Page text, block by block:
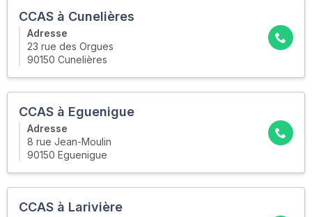
CCAS à Cunelières
Adresse
23 rue des Orgues
90150 Cunelières
CCAS à Eguenigue
Adresse
8 rue Jean-Moulin
90150 Eguenigue
CCAS à Larivière